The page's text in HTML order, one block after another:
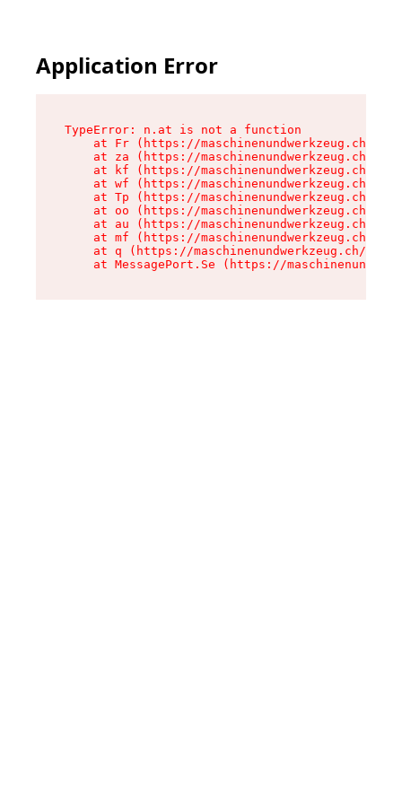
Application Error
TypeError: n.at is not a function
at Fr (https://maschinenundwerkzeug.ch/
at za (https://maschinenundwerkzeug.ch/
at kf (https://maschinenundwerkzeug.ch/
at wf (https://maschinenundwerkzeug.ch/
at Tp (https://maschinenundwerkzeug.ch/
at oo (https://maschinenundwerkzeug.ch/
at au (https://maschinenundwerkzeug.ch/
at mf (https://maschinenundwerkzeug.ch/
at q (https://maschinenundwerkzeug.ch/
at MessagePort.Se (https://